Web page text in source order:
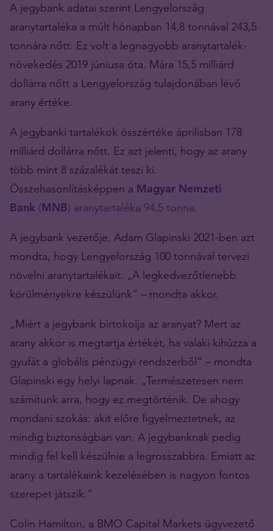
A jegybank adatai szerint Lengyelország
aranytartaléka a múlt hónapban 14,8 tonnával 243,5
tonnára nőtt. Ez volt a legnagyobb aranytartalék-
növekedés 2019 júniusa óta. Mára 15,5 milliárd
dollárra nőtt a Lengyelország tulajdonában lévő
arany értéke.
A jegybanki tartalékok összértéke áprilisban 178
milliárd dollárra nőtt. Ez azt jelenti, hogy az arany
több mint 8 százalékát teszi ki.
Összehasonlításképpen a Magyar Nemzeti
Bank (MNB) aranytartaléka 94,5 tonna.
A jegybank vezetője, Adam Glapinski 2021-ben azt
mondta, hogy Lengyelország 100 tonnával tervezi
növelni aranytartalékait. „A legkedvezőtlenebb
körülményekre készülünk” – mondta akkor.
„Miért a jegybank birtokolja az aranyat? Mert az
arany akkor is megtartja értékét, ha valaki kihúzza a
gyufát a globális pénzügyi rendszerből” – mondta
Glapinski egy helyi lapnak. „Természetesen nem
számítunk arra, hogy ez megtörténik. De ahogy
mondani szokás: akit előre figyelmeztetnek, az
mindig biztonságban van. A jegybanknak pedig
mindig fel kell készülnie a legrosszabbra. Emiatt az
arany a tartalékaink kezelésében is nagyon fontos
szerepet játszik.”
Colin Hamilton, a BMO Capital Markets ügyvezető